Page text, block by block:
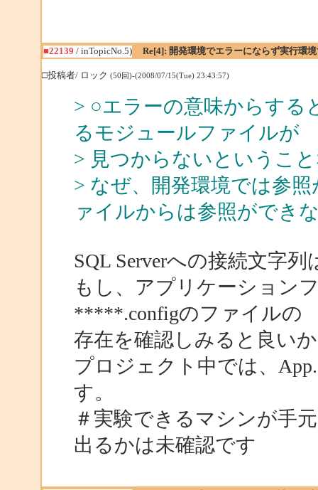
■22139 / inTopicNo.5) Re[4]: 開発環境でエラーにならず実行環
□投稿者/ ロック (50回)-(2008/07/15(Tue) 23:43:57)
> ○エラーの意味からする
るモジュールファイルが
> 見つからないというこ
> なぜ、開発環境では参
ァイルからは参照ができ
SQL Serverへの接続文字
もし、アプリケーション
*****.configのファイルの
存在を確認しみると良い
プロジェクト中では、
す。
＃実験できるマシンが手
出るかは未確認です